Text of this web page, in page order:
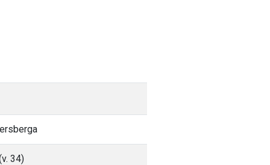
34)